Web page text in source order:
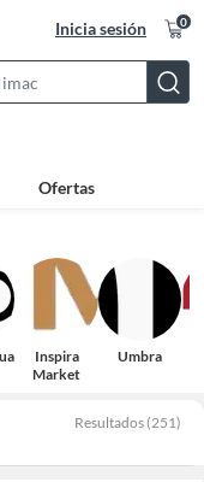
Inicia sesión 0
Bar
Ofertas
Inspira
Market
Umbra
Resultados (251)